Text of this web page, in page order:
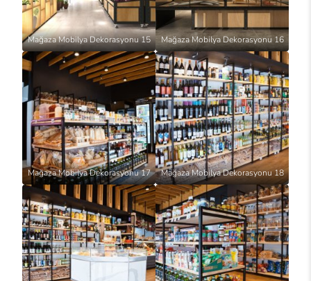
Mağaza Mobilya Dekorasyonu 15 Mağaza Mobilya Dekorasyonu 16
Mağaza Mobilya Dekorasyonu 17 Mağaza Mobilya Dekorasyonu 18